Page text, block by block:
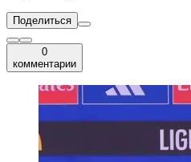
Поделиться
0
комментарии